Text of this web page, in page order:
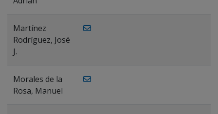
Martínez
Rodríguez, José
J.
Morales de la
Rosa, Manuel